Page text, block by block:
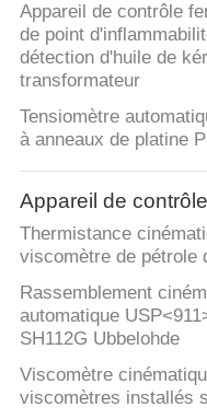
Appareil de contrôle
de point
détection d'huile de
transformateur
Tensiomètre
à anneaux de platine
Appareil de
Thermistance
viscomètre de pétrole
Rassemblement
automatique
SH112G Ubbelohde
Viscomètre
viscomètres installés